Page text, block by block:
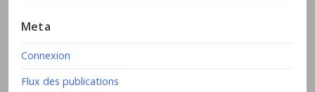
Meta
Connexion
Flux des publications